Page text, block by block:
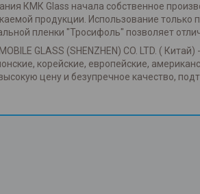
КМК Glass начала собственное
продукции. Использование только
пленки "Тросифоль" позволяет
GLASS (SHENZHEN) CO. LTD. (
корейские, европейские,
цену и безупречное качество,